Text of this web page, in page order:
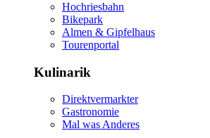
Hochriesbahn
Bikepark
Almen & Gipfelhaus
Tourenportal
Kulinarik
Direktvermarkter
Gastronomie
Mal was Anderes